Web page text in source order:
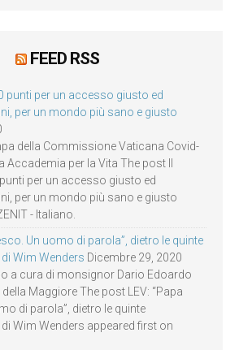
FEED RSS
punti per un accesso giusto ed
per un mondo più sano e giusto
della Commissione Vaticana Covid-
Accademia per la Vita The post Il
per un accesso giusto ed
per un mondo più sano e giusto
- Italiano.
Un uomo di parola”, dietro le quinte
Wim Wenders Dicembre 29, 2020
a cura di monsignor Dario Edoardo
Maggiore The post LEV: “Papa
di parola”, dietro le quinte
Wim Wenders appeared first on